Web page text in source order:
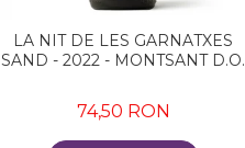
LA NIT DE LES GARNATXES
SAND - 2022 - MONTSANT D.O.
74,50 RON